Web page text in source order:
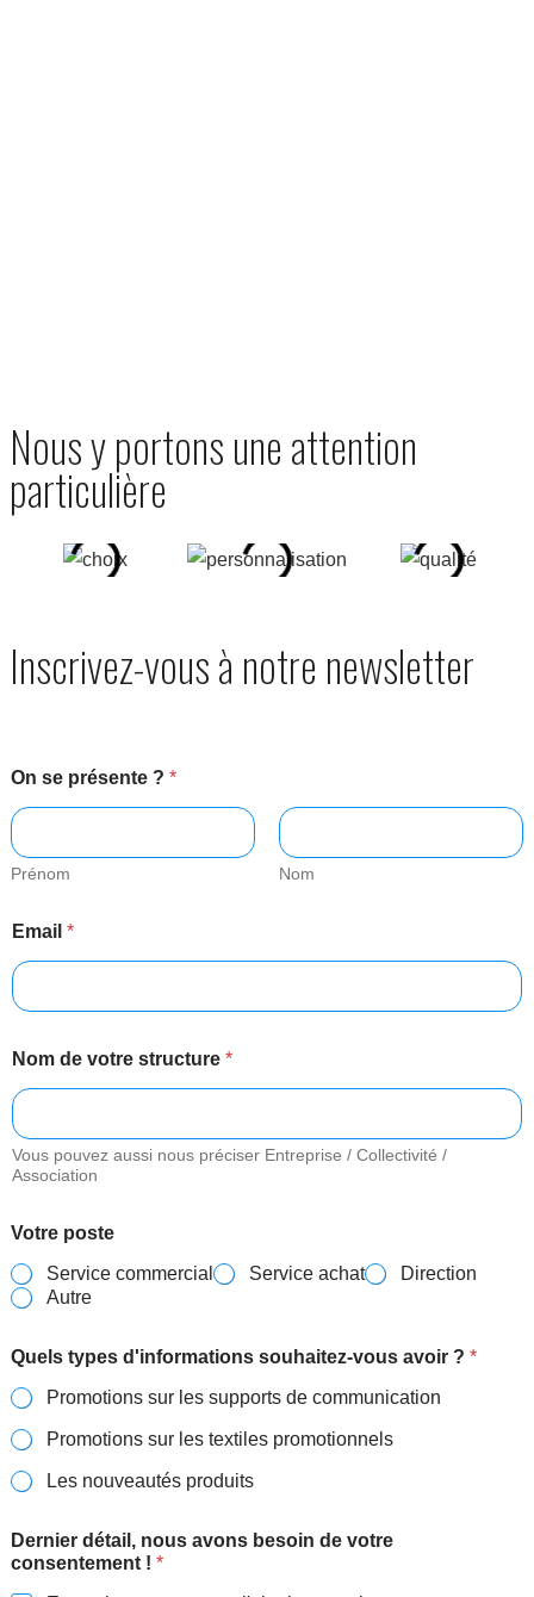
Nous y portons une attention
particulière
Inscrivez-vous à notre newsletter
On se présente ? *
Prénom Nom
Email *
Nom de votre structure *
Vous pouvez aussi nous préciser Entreprise / Collectivité /
Association
Votre poste
Service commercial
Service achat
Direction
Autre
'
n
f
o
r
m
t
i
Quels types d'informations souhaitez-vous avoir ? *
Promotions sur les supports de communication
Promotions sur les textiles promotionnels
Les nouveautés produits
Dernier détail, nous avons besoin de votre
consentement ! *